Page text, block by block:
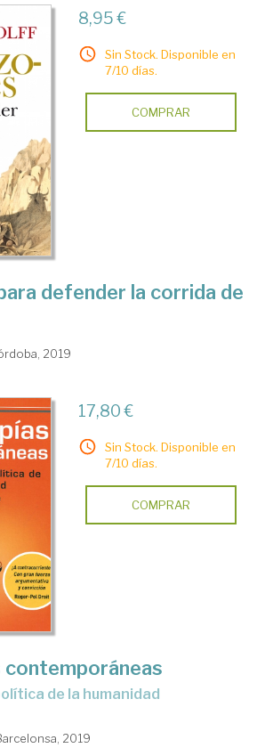
8,95 €
Sin Stock. Disponible en
7/10 días.
COMPRAR
defender la corrida de
2019
17,80 €
Sin Stock. Disponible en
7/10 días.
COMPRAR
de la humanidad
2019